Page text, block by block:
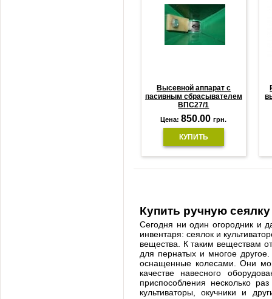
Высевной аппарат с
пасивным сбрасывателем
ВПС27/1
Цена:850.00грн.
КУПИТЬ
Купить ручную сеялку
Сегодня ни один огородник и
инвентаря: сеялок и
вещества. К таким веществам
для пернатых и многое
оснащенные колесами. Они
качестве навесного
приспособления несколько
культиваторы, окучники и